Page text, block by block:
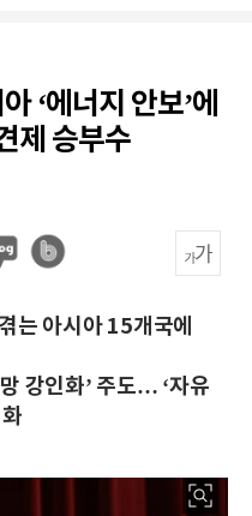
‘에너지 안보’에
제 승부수
는 아시아 15개국에
강인화’ 주도… ‘자유